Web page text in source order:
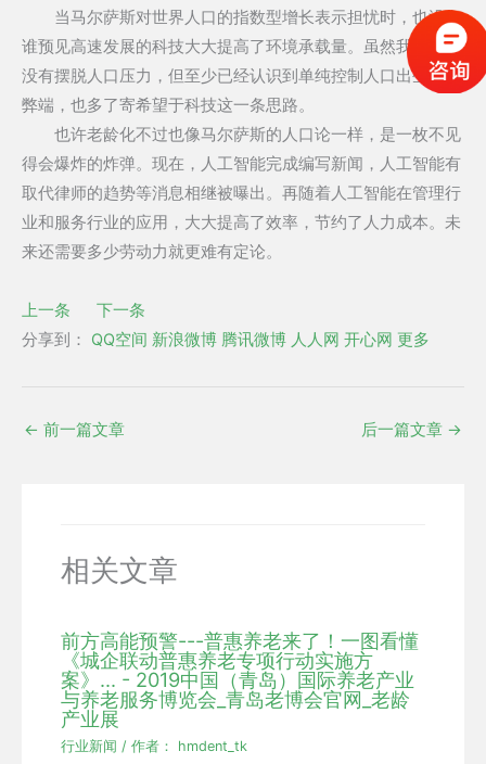
当马尔萨斯对世界人口的指数型增长表示担忧时，也没有
谁预见高速发展的科技大大提高了环境承载量。虽然我们还并
没有摆脱人口压力，但至少已经认识到单纯控制人口出生有其
弊端，也多了寄希望于科技这一条思路。
也许老龄化不过也像马尔萨斯的人口论一样，是一枚不见
得会爆炸的炸弹。现在，人工智能完成编写新闻，人工智能有
取代律师的趋势等消息相继被曝出。再随着人工智能在管理行
业和服务行业的应用，大大提高了效率，节约了人力成本。未
来还需要多少劳动力就更难有定论。
上一条
下一条
分享到：
QQ空间 新浪微博 腾讯微博 人人网 开心网 更多
← 前一篇文章 后一篇文章 →
相关文章
前方高能预警---普惠养老来了！一图看懂
《城企联动普惠养老专项行动实施方
案》... - 2019中国（青岛）国际养老产业
与养老服务博览会_青岛老博会官网_老龄
产业展
行业新闻 / 作者： hmdent_tk